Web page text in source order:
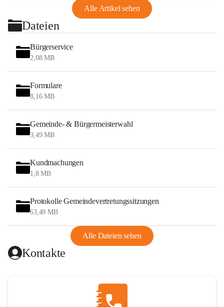
Alle Artikel sehen
Dateien
Bürgerservice
2,08 MB
Formulare
8,16 MB
Gemeinde- & Bürgermeisterwahl
3,49 MB
Kundmachungen
1,8 MB
Protokolle Gemeindevertretungssitzungen
63,49 MB
Alle Dateien sehen
Kontakte